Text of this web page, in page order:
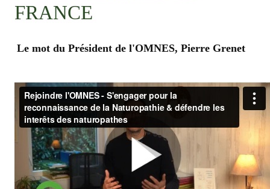
FRANCE
Le mot du Président de l'OMNES, Pierre Grenet